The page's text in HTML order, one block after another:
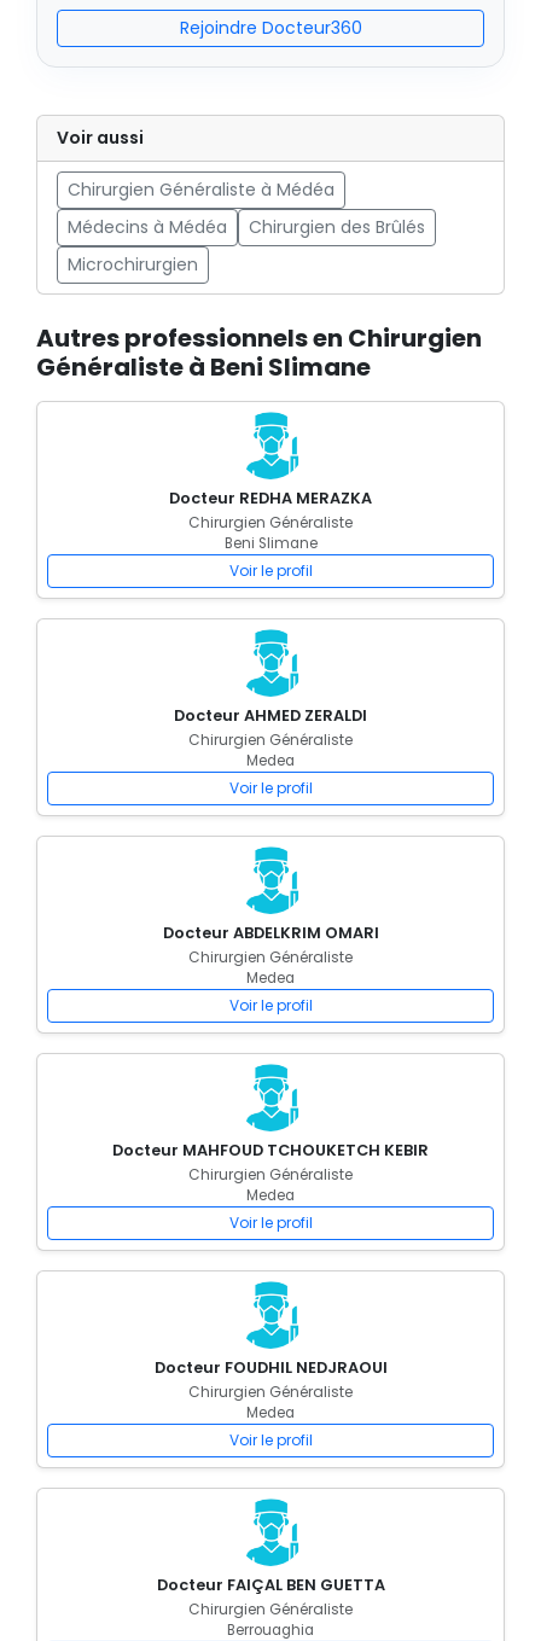
Rejoindre Docteur360
Voir aussi
Chirurgien Généraliste à Médéa
Médecins à Médéa
Chirurgien des Brûlés
Microchirurgien
Autres professionnels en Chirurgien
Généraliste à Beni Slimane
Docteur REDHA MERAZKA
Chirurgien Généraliste
Beni Slimane
Voir le profil
Docteur AHMED ZERALDI
Chirurgien Généraliste
Medea
Voir le profil
Docteur ABDELKRIM OMARI
Chirurgien Généraliste
Medea
Voir le profil
Docteur MAHFOUD TCHOUKETCH KEBIR
Chirurgien Généraliste
Medea
Voir le profil
Docteur FOUDHIL NEDJRAOUI
Chirurgien Généraliste
Medea
Voir le profil
Docteur FAIÇAL BEN GUETTA
Chirurgien Généraliste
Berrouaghia